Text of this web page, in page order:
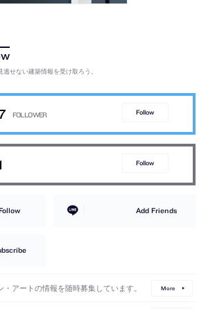
せない建築情報を受け取ろう。
Follow
Follow
Add Friends
・アートの情報を随時募集しています。 More